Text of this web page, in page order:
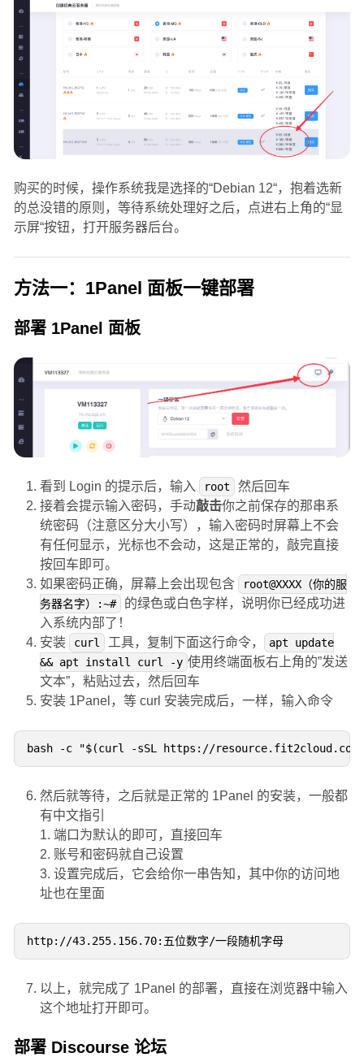
购买的时候，操作系统我是选择的“Debian 12“，抱着选新
的总没错的原则，等待系统处理好之后，点进右上角的“显
示屏“按钮，打开服务器后台。
方法一：1Panel 面板一键部署
部署 1Panel 面板
看到 Login 的提示后，输入 root
然后回车
接着会提示输入密码，手动敲击你之前保存的那串系
统密码（注意区分大小写），输入密码时屏幕上不会
有任何显示，光标也不会动，这是正常的，敲完直接
按回车即可。
如果密码正确，屏幕上会出现包含
root@XXXX（你的服
务器名字）:~#
的绿色或白色字样，说明你已经成功进
入系统内部了！
安装
curl 工具，复制下面这行命令，
apt update
&& apt install curl -y 使用终端面板右上角的”发送
文本”，粘贴过去，然后回车
安装 1Panel，等 curl 安装完成后，一样，输入命令
bash -c "$(curl -sSL https://
然后就等待，之后就是正常的 1Panel 的安装，一般都
有中文指引
1. 端口为默认的即可，直接回车
2. 账号和密码就自己设置
3. 设置完成后，它会给你一串告知，其中你的访问地
址也在里面
http://43.255.156.70:五位数字/一段随机字母
以上，就完成了 1Panel 的部署，直接在浏览器中输入
这个地址打开即可。
部署 Discourse 论坛